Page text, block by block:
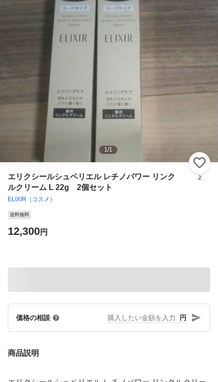
1/1
エリクシールシュペリエル レチノパワー リンク
ルクリーム L 22g 2個セット
ELIXIR（コスメ）
2
送料無料
12,300円
価格の相談 円
商品説明